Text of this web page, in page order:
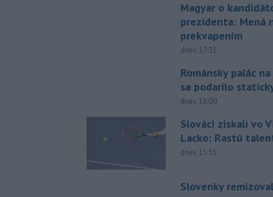
Magyar o
prezidenta: Mená
prekvapením
dnes 17:31
Románsky palác
sa podarilo
dnes 18:00
Slováci získali vo
Lacko: Rastú
dnes 15:51
Slovenky